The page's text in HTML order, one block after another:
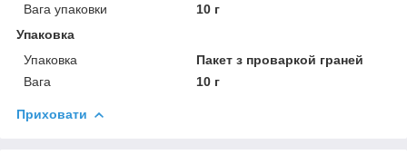
Вага упаковки
10 г
Упаковка
Упаковка
Пакет з проваркой граней
Вага
10 г
Приховати